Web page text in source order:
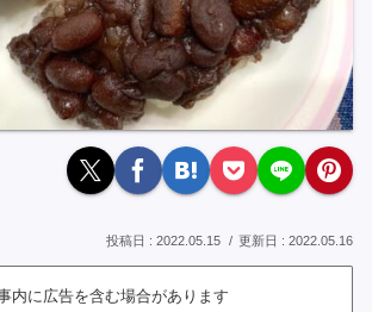
2022.05.15 2022.05.16
内に広告を含む場合があります